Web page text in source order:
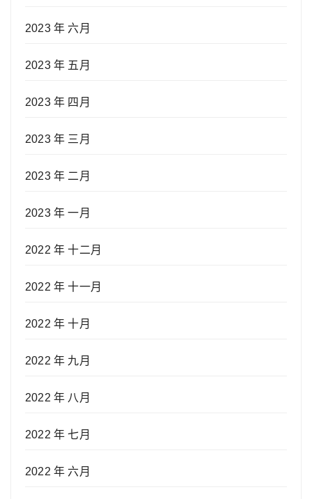
2023 年 六月
2023 年 五月
2023 年 四月
2023 年 三月
2023 年 二月
2023 年 一月
2022 年 十二月
2022 年 十一月
2022 年 十月
2022 年 九月
2022 年 八月
2022 年 七月
2022 年 六月